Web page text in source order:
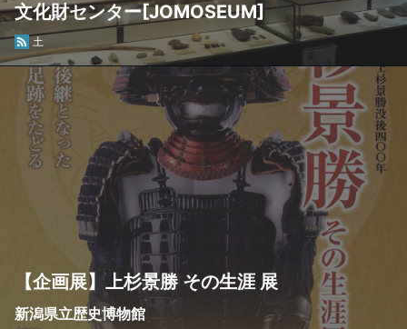
文化財センター[JOMOSEUM]
土
【企画展】上杉景勝 その生涯 展
新潟県立歴史博物館